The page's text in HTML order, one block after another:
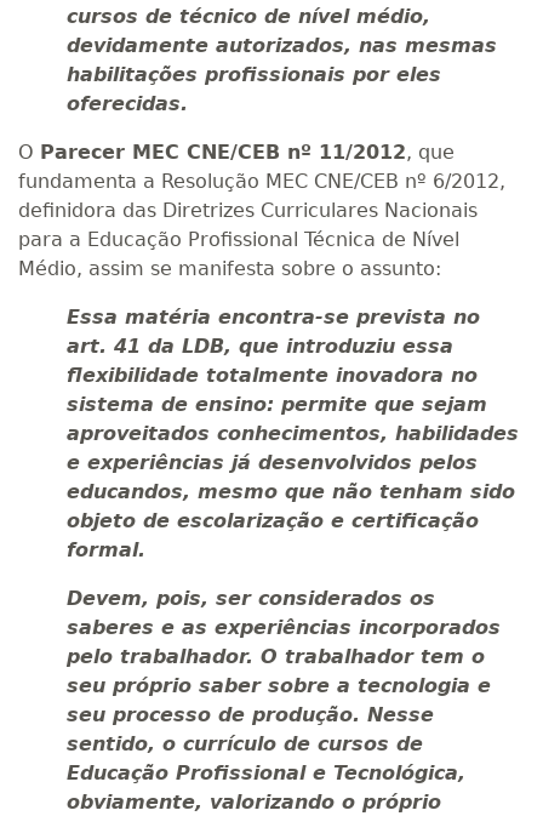
cursos de técnico de nível médio,
devidamente autorizados, nas mesmas
habilitações profissionais por eles
oferecidas.
O Parecer MEC CNE/CEB nº 11/2012, que
fundamenta a Resolução MEC CNE/CEB nº 6/2012,
definidora das Diretrizes Curriculares Nacionais
para a Educação Profissional Técnica de Nível
Médio, assim se manifesta sobre o assunto:
Essa matéria encontra-se prevista no
art. 41 da LDB, que introduziu essa
flexibilidade totalmente inovadora no
sistema de ensino: permite que sejam
aproveitados conhecimentos, habilidades
e experiências já desenvolvidos pelos
educandos, mesmo que não tenham sido
objeto de escolarização e certificação
formal.
Devem, pois, ser considerados os
saberes e as experiências incorporados
pelo trabalhador. O trabalhador tem o
seu próprio saber sobre a tecnologia e
seu processo de produção. Nesse
sentido, o currículo de cursos de
Educação Profissional e Tecnológica,
obviamente, valorizando o próprio